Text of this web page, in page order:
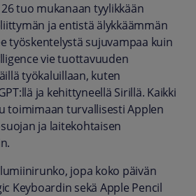
tuo mukanaan tyylikkään
ja entistä älykkäämmän
työskentelystä sujuvampaa kuin
vie tuottavuuden
työkaluillaan, kuten
ja kehittyneellä Sirillä. Kaikki
toimimaan turvallisesti Applen
ja laitekohtaisen
jopa koko päivän
Keyboardin sekä Apple Pencil